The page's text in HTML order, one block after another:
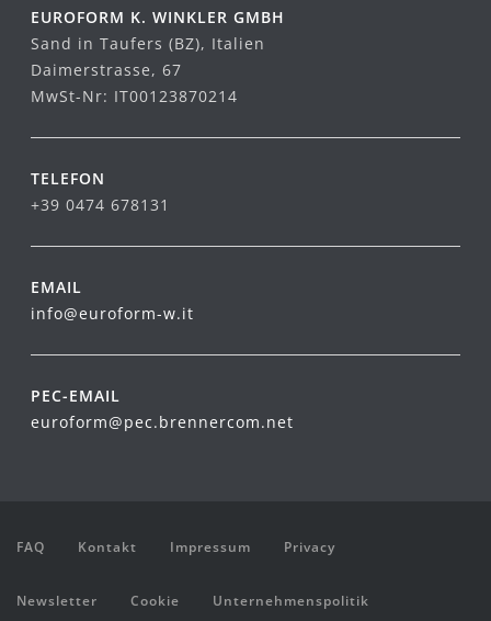
EUROFORM K. WINKLER GMBH
Sand in Taufers (BZ), Italien
Daimerstrasse, 67
MwSt-Nr: IT00123870214
TELEFON
+39 0474 678131
EMAIL
info@euroform-w.it
PEC-EMAIL
euroform@pec.brennercom.net
FAQ Kontakt Impressum Privacy
Newsletter Cookie Unternehmenspolitik